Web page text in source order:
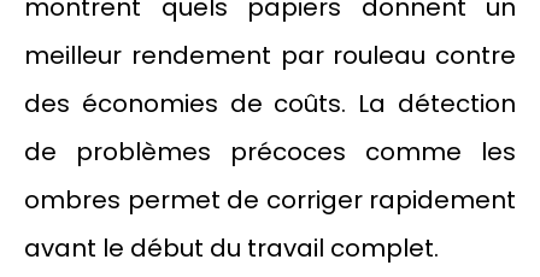
montrent quels papiers donnent un
meilleur rendement par rouleau contre
des économies de coûts. La détection
de problèmes précoces comme les
ombres permet de corriger rapidement
avant le début du travail complet.